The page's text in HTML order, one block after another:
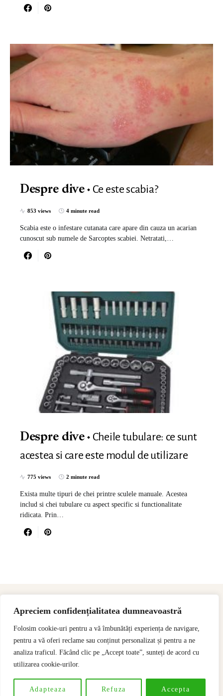
Apreciem confidențialitatea dumneavoastră
Folosim cookie-uri pentru a vă îmbunătăți experiența de navigare,
pentru a vă oferi reclame sau conținut personalizat și pentru a ne
analiza traficul. Făcând clic pe „Accept toate”, sunteți de acord cu
utilizarea cookie-urilor.
Adapteaza Refuza Accepta
Despre dive Ce este scabia?
853 views 4 minute read
Scabia este o infestare cutanata care apare din cauza un acarian
cunoscut sub numele de Sarcoptes scabiei. Netratati,…
Despre dive
Cheile tubulare: ce sunt
acestea si care este modul de utilizare
775 views 2 minute read
Exista multe tipuri de chei printre sculele manuale. Acestea
includ si chei tubulare cu aspect specific si functionalitate
ridicata. Prin…